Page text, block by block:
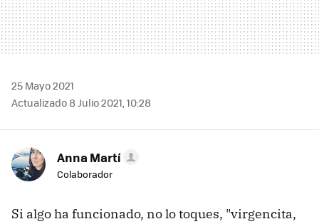
25 Mayo 2021
Actualizado 8 Julio 2021, 10:28
Anna Martí
Colaborador
Si algo ha funcionado, no lo toques, "virgencita,